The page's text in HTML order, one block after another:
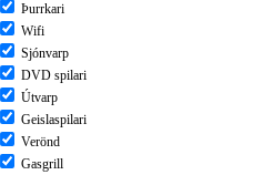
Þurrkari
Wifi
Sjónvarp
DVD spilari
Útvarp
Geislaspilari
Verönd
Gasgrill